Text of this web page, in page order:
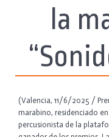
la
(Valencia, 11/6/2025 /
marabino, residenciado
percusionista de la